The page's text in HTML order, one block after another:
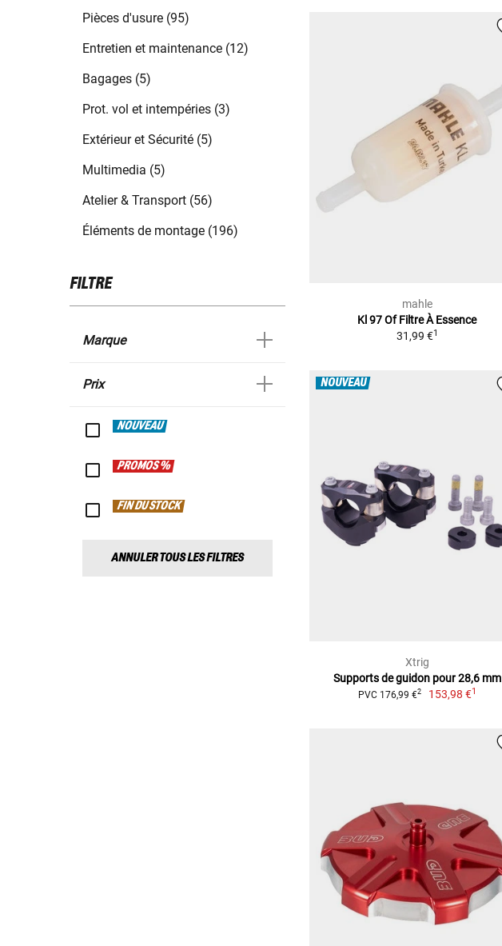
Pièces d'usure (95)
Entretien et maintenance (12)
Bagages (5)
Prot. vol et intempéries (3)
Extérieur et Sécurité (5)
Multimedia (5)
Atelier & Transport (56)
Éléments de montage (196)
FILTRE
Marque
Prix
NOUVEAU
PROMOS %
FIN DU STOCK
ANNULER TOUS LES FILTRES
mahle
Kl 97 Of Filtre À Essence
31,99 €1
NOUVEAU
Xtrig
Supports de guidon pour 28,6 mm
PVC 176,99 €2 153,98 €1